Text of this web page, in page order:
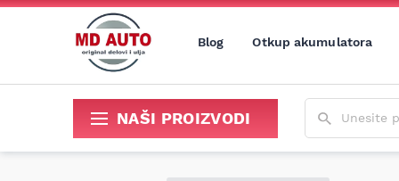
Blog Otkup akumulatora
NAŠI PROIZVODI